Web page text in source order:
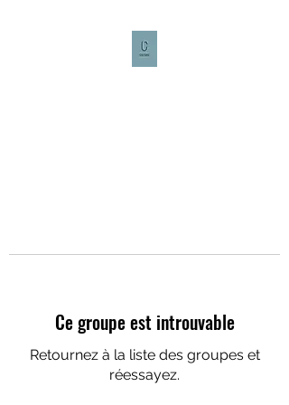
Ce groupe est introuvable
Retournez à la liste des groupes et
réessayez.